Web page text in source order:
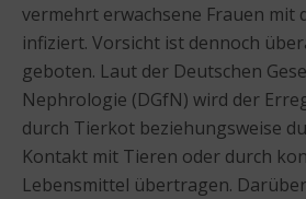
vermehrt erwachsene Frauen mit
infiziert. Vorsicht ist dennoch
geboten. Laut der Deutschen
Nephrologie (DGfN) wird der
durch Tierkot beziehungsweise
Kontakt mit Tieren oder durch
Lebensmittel übertragen.